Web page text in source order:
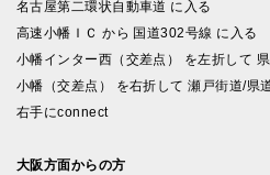
名古屋第二環状自動車道 に入る
高速小幡ＩＣ から 国道302号線 に入る
小幡インター西（交差点） を左折して
小幡（交差点） を右折して 瀬戸街道/県
右手にconnect
大阪方面からの方